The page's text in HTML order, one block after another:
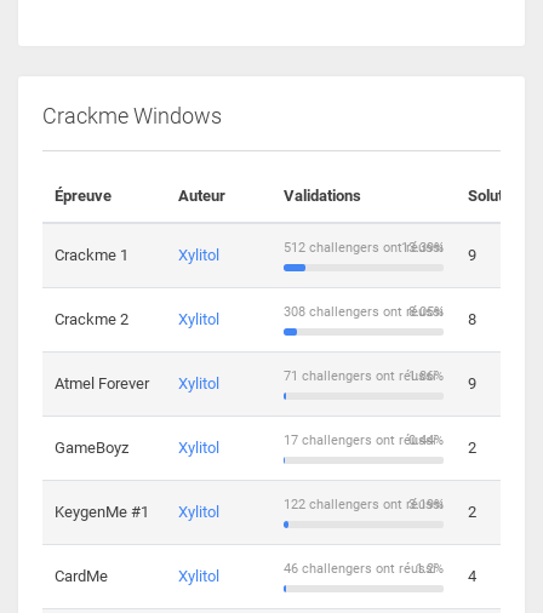
Crackme Windows
Épreuve Auteur Validations Solutions
Crackme 1 Xylitol 13.39%
512 challengers ont réussi 9
Crackme 2 Xylitol 8.05%
308 challengers ont réussi 8
Atmel Forever Xylitol 1.86%
71 challengers ont réussi 9
GameBoyz Xylitol 0.44%
17 challengers ont réussi 2
KeygenMe #1 Xylitol 3.19%
122 challengers ont réussi 2
CardMe Xylitol 1.2%
46 challengers ont réussi 4